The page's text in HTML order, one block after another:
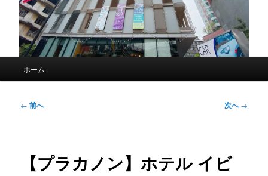
ホーム
投← 前へ 次へ→
【プラカノン】ホテル イビ